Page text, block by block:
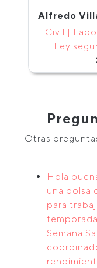
Alfredo
Civil |
Ley
Otras
Hola
una bolsa
para
Semana